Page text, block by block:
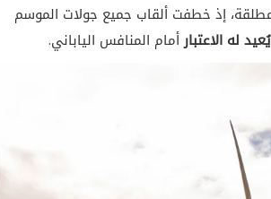
إذ خطفت ألقاب جميع جولات الموسم
له الاعتبارأمام المنافس الياباني.